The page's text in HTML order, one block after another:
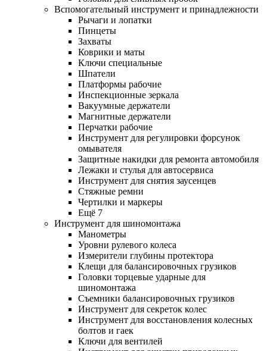
Вспомогательный инструмент и принадлежности
Рычаги и лопатки
Пинцеты
Захваты
Коврики и маты
Ключи специальные
Шпатели
Платформы рабочие
Инспекционные зеркала
Вакуумные держатели
Магнитные держатели
Перчатки рабочие
Инструмент для регулировки форсунок
омывателя
Защитные накидки для ремонта автомобиля
Лежаки и стулья для автосервиса
Инструмент для снятия заусенцев
Стяжные ремни
Чертилки и маркеры
Ещё 7
Инструмент для шиномонтажа
Манометры
Уровни рулевого колеса
Измерители глубины протектора
Клещи для балансировочных грузиков
Головки торцевые ударные для
шиномонтажа
Съемники балансировочных грузиков
Инструмент для секреток колес
Инструмент для восстановления колесных
болтов и гаек
Ключи для вентилей